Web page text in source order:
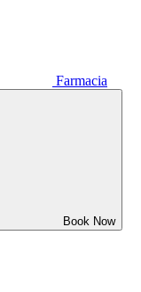
Farmacia
Book Now